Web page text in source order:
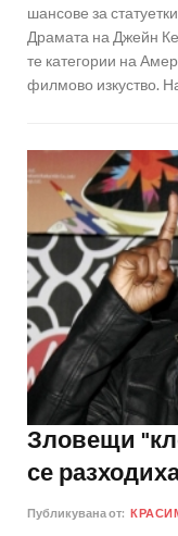
шансове за
Драмата на Джейн
те категории на
филмово изкуство.
Зловещи
се
Публикувана от: